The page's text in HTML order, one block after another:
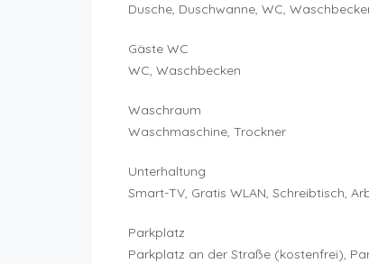
Dusche, Duschwanne, WC,
Gäste WC
WC, Waschbecken
Waschraum
Waschmaschine, Trockner
Unterhaltung
Smart-TV, Gratis WLAN, Schreibtisch,
Parkplatz
Parkplatz an der Straße (kostenfrei),